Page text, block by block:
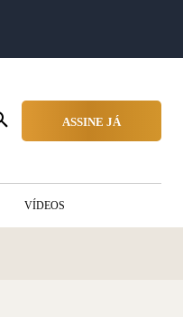
ASSINE JÁ
VÍDEOS